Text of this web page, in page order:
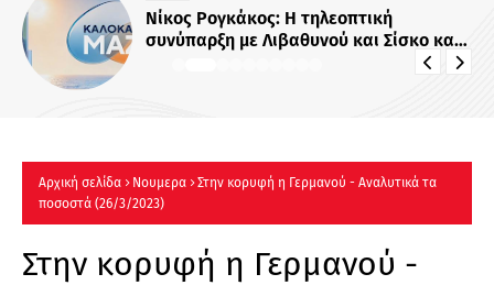
Νίκος Ρογκάκος: Η τηλεοπτική
συνύπαρξη με Λιβαθυνού και Σίσκο και
Αρχική σελίδα Νουμερα
Στην κορυφή η Γερμανού - Αναλυτικά τα
ποσοστά (26/3/2023)
Στην κορυφή η Γερμανού -